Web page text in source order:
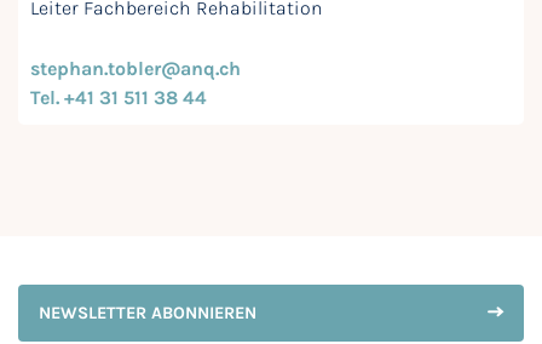
Leiter Fachbereich Rehabilitation
stephan.tobler@anq.ch
Tel. +41 31 511 38 44
NEWSLETTER ABONNIEREN